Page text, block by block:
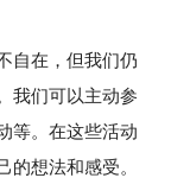
自在，但我们仍
我们可以主动参
等。在这些活动
想法和感受。